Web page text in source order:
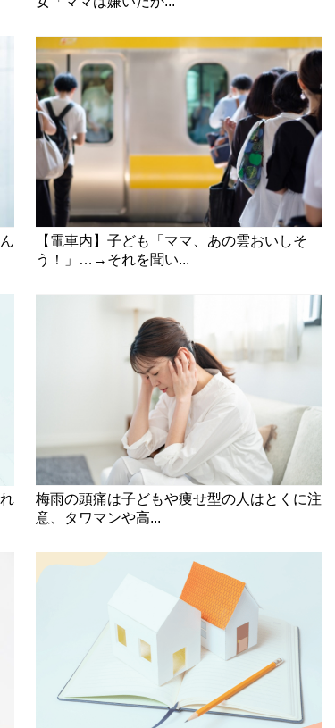
【電車内】子ども「ママ、あの雲おいしそ
う！」…→それを聞い...
梅雨の頭痛は子どもや痩せ型の人はとくに注
意、タワマンや高...